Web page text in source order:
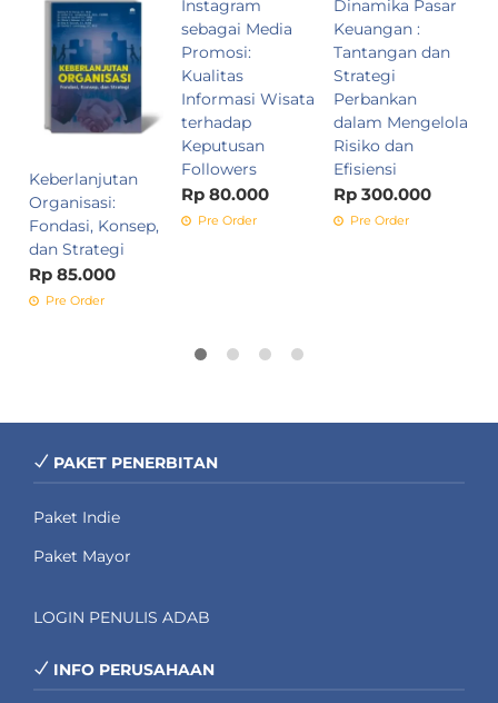
Keberlanjutan
Organisasi:
Fondasi, Konsep,
dan Strategi
Rp 85.000
Pre Order
Instagram
sebagai Media
Promosi:
Kualitas
Informasi Wisata
terhadap
Keputusan
Followers
Rp 80.000
Pre Order
Dinamika Pasar
Keuangan :
Tantangan dan
Strategi
Perbankan
dalam Mengelola
Risiko dan
Efisiensi
Rp 300.000
Pre Order
PAKET PENERBITAN
Paket Indie
Paket Mayor
LOGIN PENULIS ADAB
INFO PERUSAHAAN